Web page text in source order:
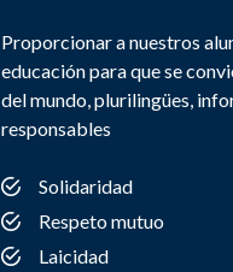
Proporcionar a nuestros
educación para que se
del mundo, plurilingües,
responsables
Solidaridad
Respeto mutuo
Laicidad